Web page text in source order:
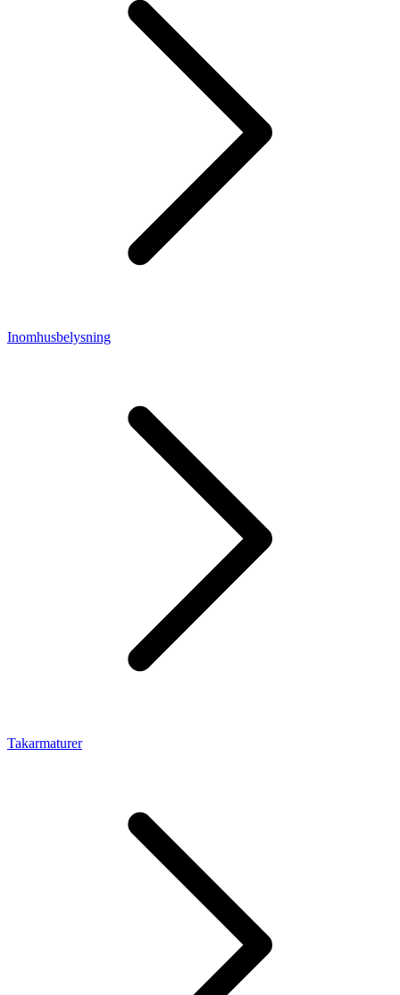
Inomhusbelysning
Takarmaturer